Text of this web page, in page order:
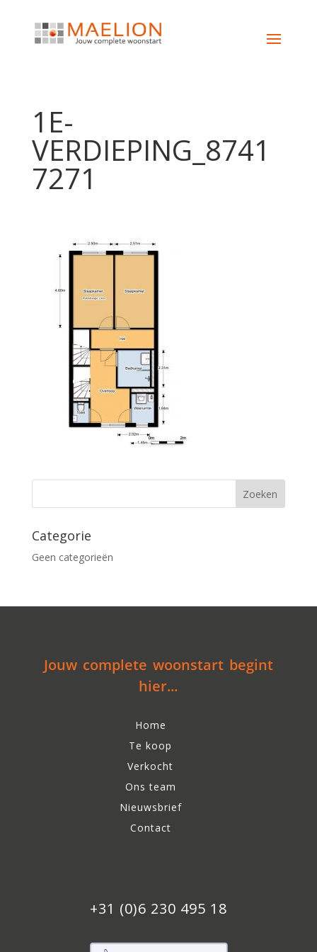
1E-
VERDIEPING_8741
7271
Categorie
Geen categorieën
Jouw complete woonstart begint
hier...
Home
Te koop
Verkocht
Ons team
Nieuwsbrief
Contact
+31 (0)6 230 495 18